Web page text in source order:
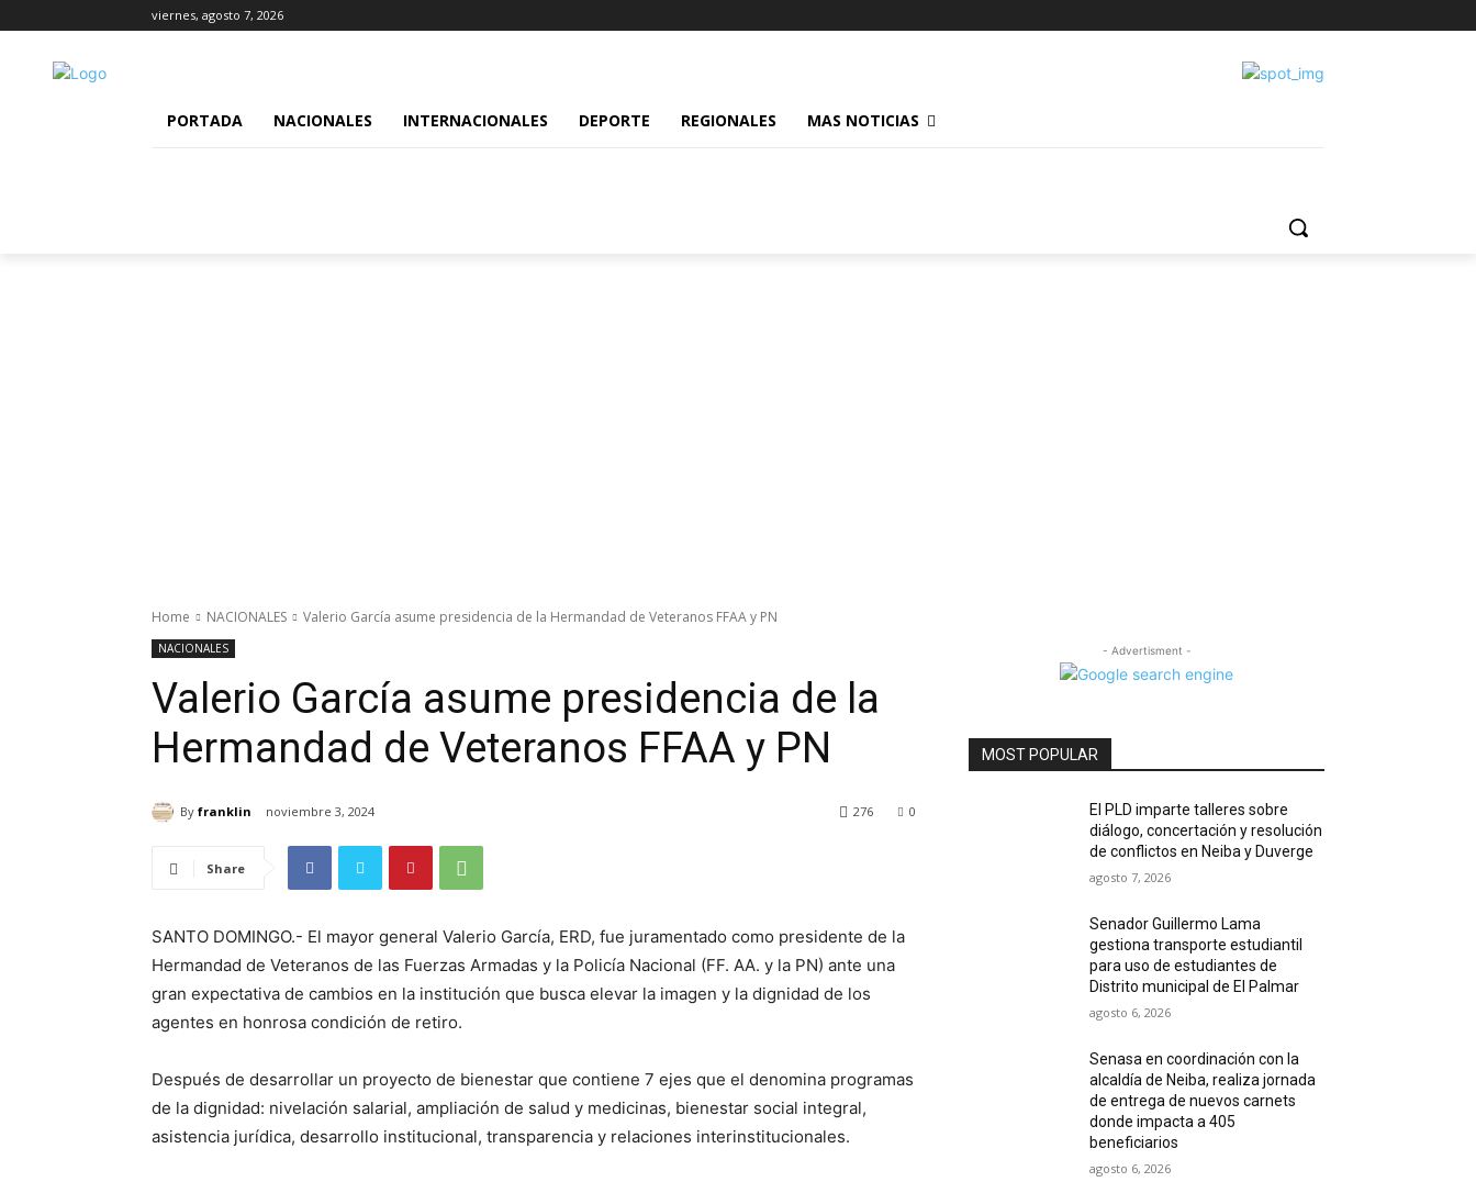
viernes, agosto 7, 2026
PORTADA NACIONALES INTERNACIONALES DEPORTE REGIONALES MAS NOTICIAS
Home NACIONALES Valerio García asume presidencia de la Hermandad de Veteranos FFAA y PN
NACIONALES
Valerio García asume presidencia de la
Hermandad de Veteranos FFAA y PN
By franklin noviembre 3, 2024 0
276
Share
SANTO DOMINGO.- El mayor general Valerio García, ERD, fue juramentado como presidente de la
Hermandad de Veteranos de las Fuerzas Armadas y la Policía Nacional (FF. AA. y la PN) ante una
gran expectativa de cambios en la institución que busca elevar la imagen y la dignidad de los
agentes en honrosa condición de retiro.
Después de desarrollar un proyecto de bienestar que contiene 7 ejes que el denomina programas
de la dignidad: nivelación salarial, ampliación de salud y medicinas, bienestar social integral,
asistencia jurídica, desarrollo institucional, transparencia y relaciones interinstitucionales.
- Advertisment -
MOST POPULAR
El PLD imparte talleres sobre
diálogo, concertación y resolución
de conflictos en Neiba y Duverge
agosto 7, 2026
Senador Guillermo Lama
gestiona transporte estudiantil
para uso de estudiantes de
Distrito municipal de El Palmar
agosto 6, 2026
Senasa en coordinación con la
alcaldía de Neiba, realiza jornada
de entrega de nuevos carnets
donde impacta a 405
beneficiarios
agosto 6, 2026